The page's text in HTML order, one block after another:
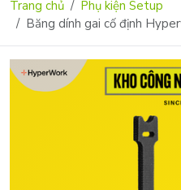
Trang chủ
Phụ kiện Setup
Băng dính gai cố định